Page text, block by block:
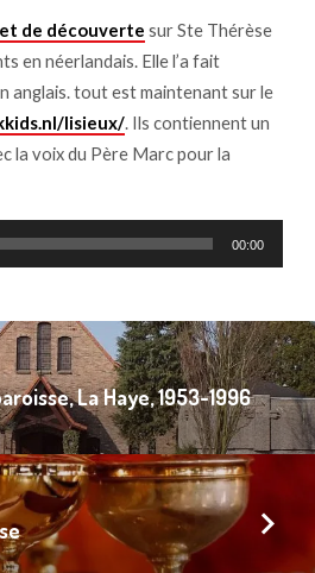
de découverte sur Ste Thérèse
en néerlandais. Elle l’a fait
anglais. tout est maintenant sur le
lisieux/. Ils contiennent un
la voix du Père Marc pour la
00:00
La Haye, 1953-1996